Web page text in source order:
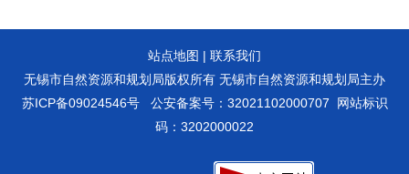
站点地图 | 联系我们
无锡市自然资源和规划局版权所有 无锡市自然资源和规划局主办
苏ICP备09024546号
公安备案号：32021102000707 网站标识
码：3202000022